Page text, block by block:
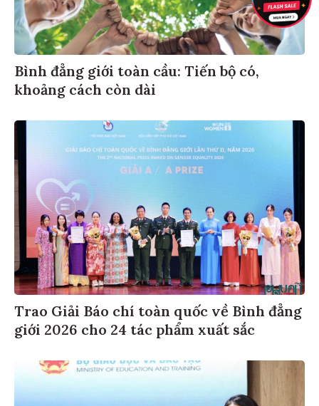
Bình đẳng giới toàn cầu: Tiến bộ có,
khoảng cách còn dài
Trao Giải Báo chí toàn quốc về Bình đẳng
giới 2026 cho 24 tác phẩm xuất sắc